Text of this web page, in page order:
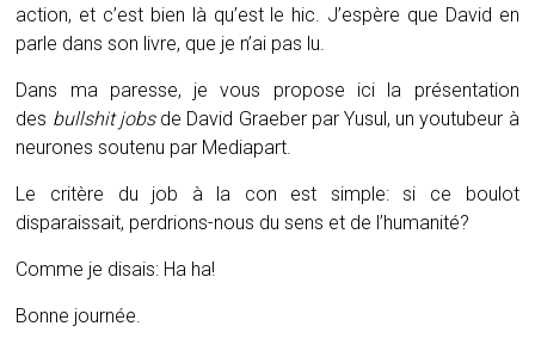
action, et c’est bien là qu’est le hic. J’espère que David en
parle dans son livre, que je n’ai pas lu.
Dans ma paresse, je vous propose ici la présentation
des bullshit jobs de David Graeber par Yusul, un youtubeur à
neurones soutenu par Mediapart.
Le critère du job à la con est simple: si ce boulot
disparaissait, perdrions-nous du sens et de l’humanité?
Comme je disais: Ha ha!
Bonne journée.